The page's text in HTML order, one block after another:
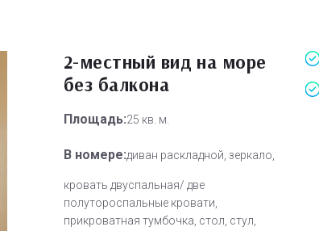
уборка номера
Дополнительное место:
2-местный вид на море
без балкона
Площадь:25 кв. м.
В номере:диван раскладной, зеркало,
кровать двуспальная/ две
полутороспальные кровати,
прикроватная тумбочка, стол, стул,